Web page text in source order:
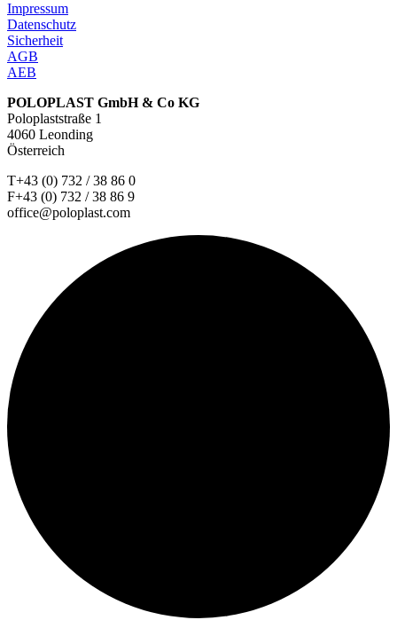
Impressum
Datenschutz
Sicherheit
AGB
AEB
POLOPLAST GmbH & Co KG
Poloplaststraße 1
4060 Leonding
Österreich
T+43 (0) 732 / 38 86 0
F+43 (0) 732 / 38 86 9
office@poloplast.com